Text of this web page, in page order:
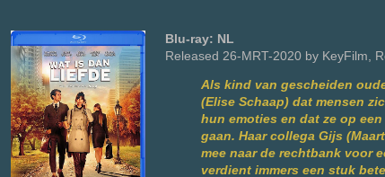
Blu-ray: NL
Released 26-MRT-2020 by KeyFilm,
Als kind van gescheiden
(Elise Schaap) dat mensen
hun emoties en dat ze op
gaan. Haar collega Gijs
mee naar de rechtbank voor
verdient immers een stuk